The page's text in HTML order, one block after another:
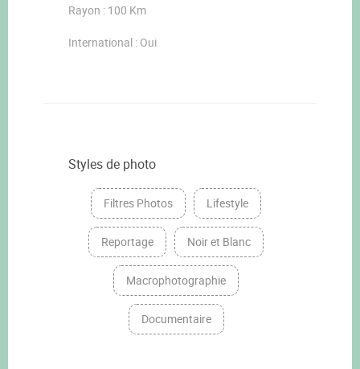
Rayon : 100 Km
International : Oui
Styles de photo
Filtres Photos Lifestyle
Reportage Noir et Blanc
Macrophotographie
Documentaire